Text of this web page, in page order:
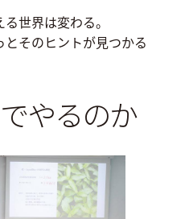
世界は変わる。
そのヒントが見つかる
やるのか